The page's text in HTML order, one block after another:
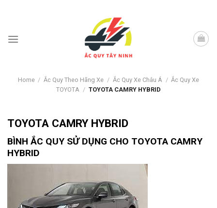
Home / Ắc Quy Theo Hãng Xe / Ắc Quy Xe Châu Á / Ắc Quy Xe
TOYOTA / TOYOTA CAMRY HYBRID
TOYOTA CAMRY HYBRID
BÌNH ẮC QUY SỬ DỤNG CHO TOYOTA CAMRY
HYBRID